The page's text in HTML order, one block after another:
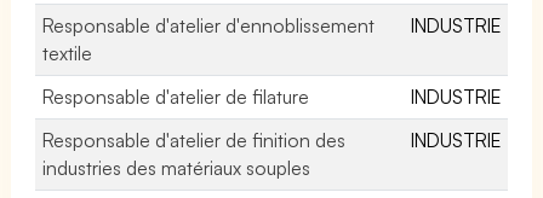
Responsable d'atelier d'ennoblissement
textile
INDUSTRIE
Responsable d'atelier de filature
INDUSTRIE
Responsable d'atelier de finition des
industries des matériaux souples
INDUSTRIE